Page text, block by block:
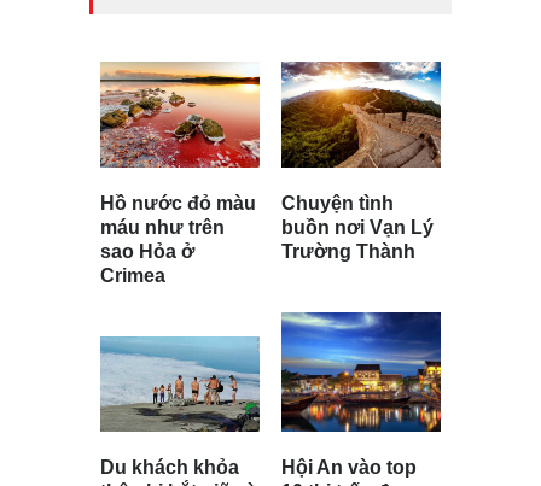
Hồ nước đỏ màu
máu như trên
sao Hỏa ở
Crimea
Du khách khỏa
Chuyện tình
buồn nơi Vạn Lý
Trường Thành
Hội An vào top